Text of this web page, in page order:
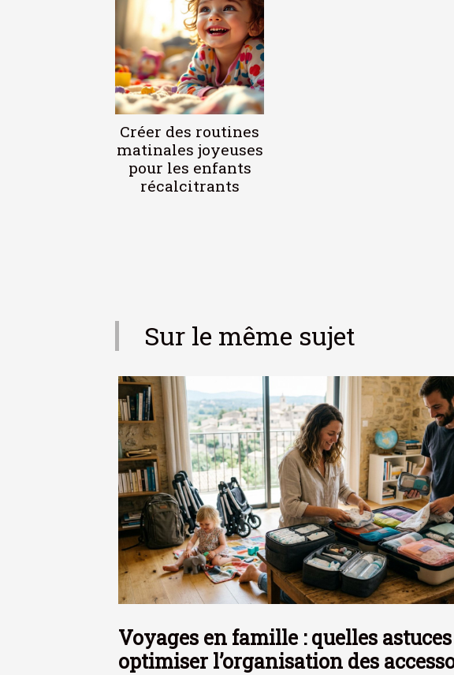
Créer des routines
matinales joyeuses
pour les enfants
récalcitrants
Sur le même sujet
Voyages en famille : quelles
optimiser l’organisation des